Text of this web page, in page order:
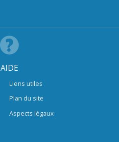
AIDE
Liens utiles
Plan du site
Aspects légaux